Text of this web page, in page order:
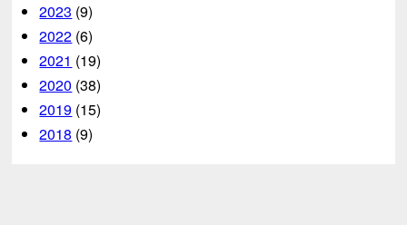
2023 (9)
2022 (6)
2021 (19)
2020 (38)
2019 (15)
2018 (9)